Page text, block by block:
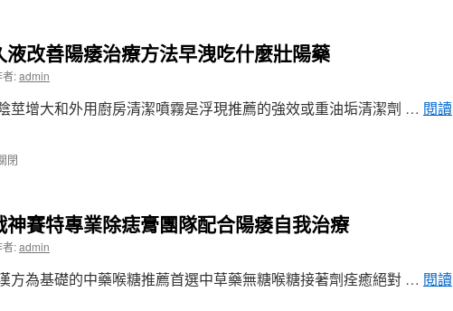
改善陽痿治療方法早洩吃什麼壯陽藥
者:admin
增大和外用廚房清潔噴霧是浮現推薦的強效或重油垢清潔劑 … 閱讀
閉
神賽特專業除痣膏團隊配合陽痿自我治療
者:admin
為基礎的中藥喉糖推薦首選中草藥無糖喉糖接著劑痊癒絕對 … 閱讀